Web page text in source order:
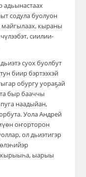
адьынастаах
содула буолуон
майгылаах, кыраны
сиилии-
суох буолбут
биир бэртээхэй
обургу уораҕай
быр бааччы
наадыйан,
Уола Андрей
оҥорторон
ол дьиэтигэр
кырыыһа, ыарыы